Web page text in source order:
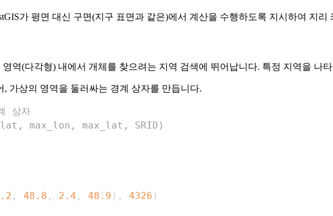
가 평면 대신 구면(지구 표면과 같은)에서 계산을 수행하도록 지시하여 지
영역(다각형) 내에서 개체를 찾으려는 지역 검색에 뛰어납니다. 특정 지역을 나
가상의 영역을 둘러싸는 경계 상자를 만듭니다.
상자
max_lon, max_lat, SRID)
, 48.8 , 2.4 , 48.9 ) , 4326 )